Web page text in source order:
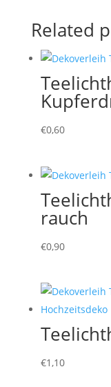
Related
€0,60
rauch
€0,90
€1,10